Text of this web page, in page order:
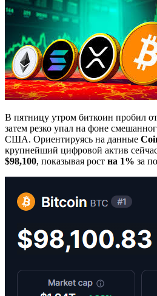
В пятницу утром биткоин пробил
затем резко упал на фоне
США. Ориентируясь на данные
крупнейший цифровой актив сейчас
$98,100, показывая рост на 1% за